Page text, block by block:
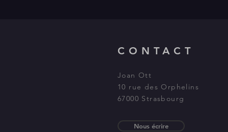
CONTACT
Joan Ott
10 rue des Orphelins
67000 Strasbourg
Nous écrire